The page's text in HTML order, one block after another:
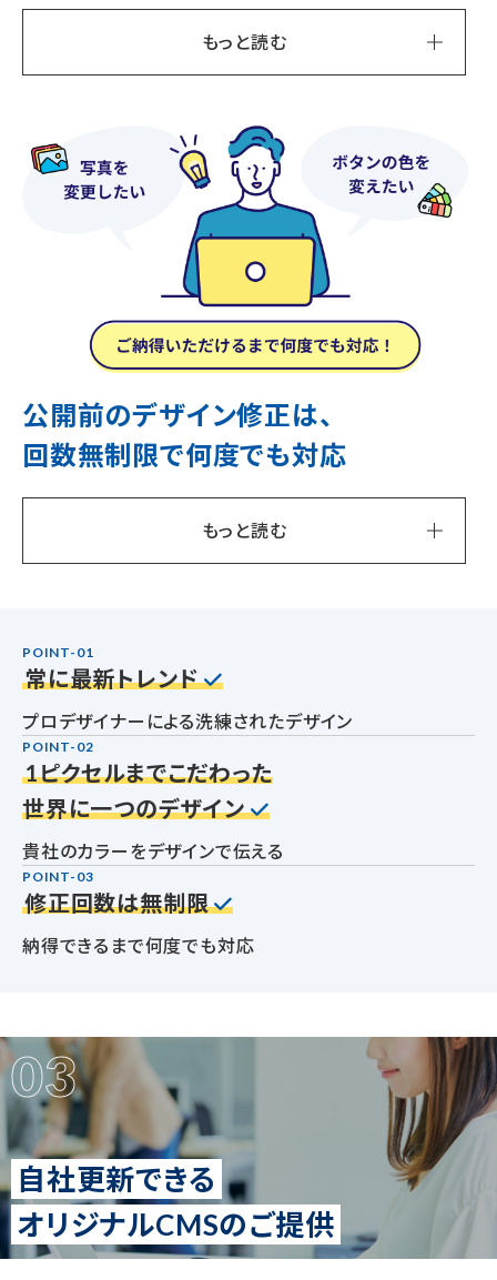
もっと読む
公開前のデザイン修正は、
回数無制限で何度でも対応
もっと読む
POINT-01
常に最新トレンド
プロデザイナーによる洗練されたデザイン
POINT-02
1ピクセルまでこだわった
世界に一つのデザイン
貴社のカラーをデザインで伝える
POINT-03
修正回数は無制限
納得できるまで何度でも対応
03
自社更新できる
オリジナルCMSのご提供